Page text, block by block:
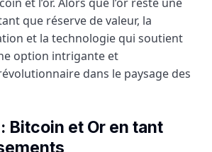
que réserve de valeur, la
et la technologie qui soutient
option intrigante et
dans le paysage des
Bitcoin et Or en tant